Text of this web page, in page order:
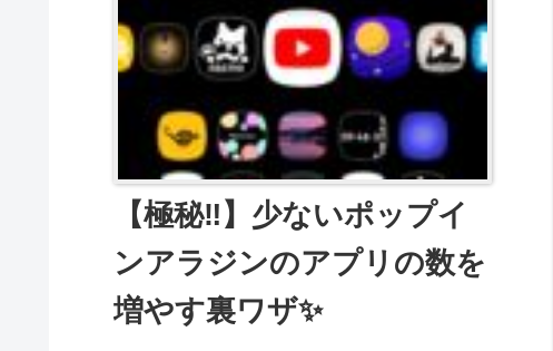
【極秘‼️】少ないポップイ
ンアラジンのアプリの数を
増やす裏ワザ✨